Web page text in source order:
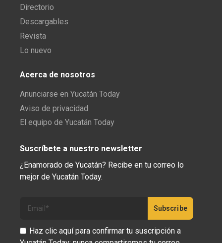
Directorio
Descargables
Revista
Lo nuevo
Acerca de nosotros
Anunciarse en Yucatán Today
Aviso de privacidad
El equipo de Yucatán Today
Suscríbete a nuestro newsletter
¿Enamorado de Yucatán? Recibe en tu correo lo
mejor de Yucatán Today.
Haz clic aquí para confirmar tu suscripción a